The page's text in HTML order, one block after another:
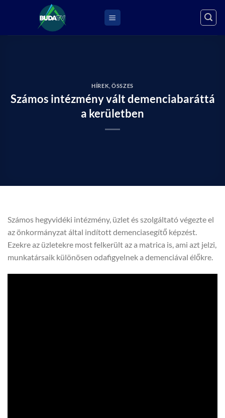
HÍREK ,ÖSSZES
Számos intézmény vált demenciabaráttá
a kerületben
Számos hegyvidéki intézmény, üzlet és szolgáltató végezte el
az önkormányzat által indított demenciasegítő képzést.
Ezekre az üzletekre most felkerült az a matrica is, ami azt jelzi,
munkatársaik különösen odafigyelnek a demenciával élőkre.